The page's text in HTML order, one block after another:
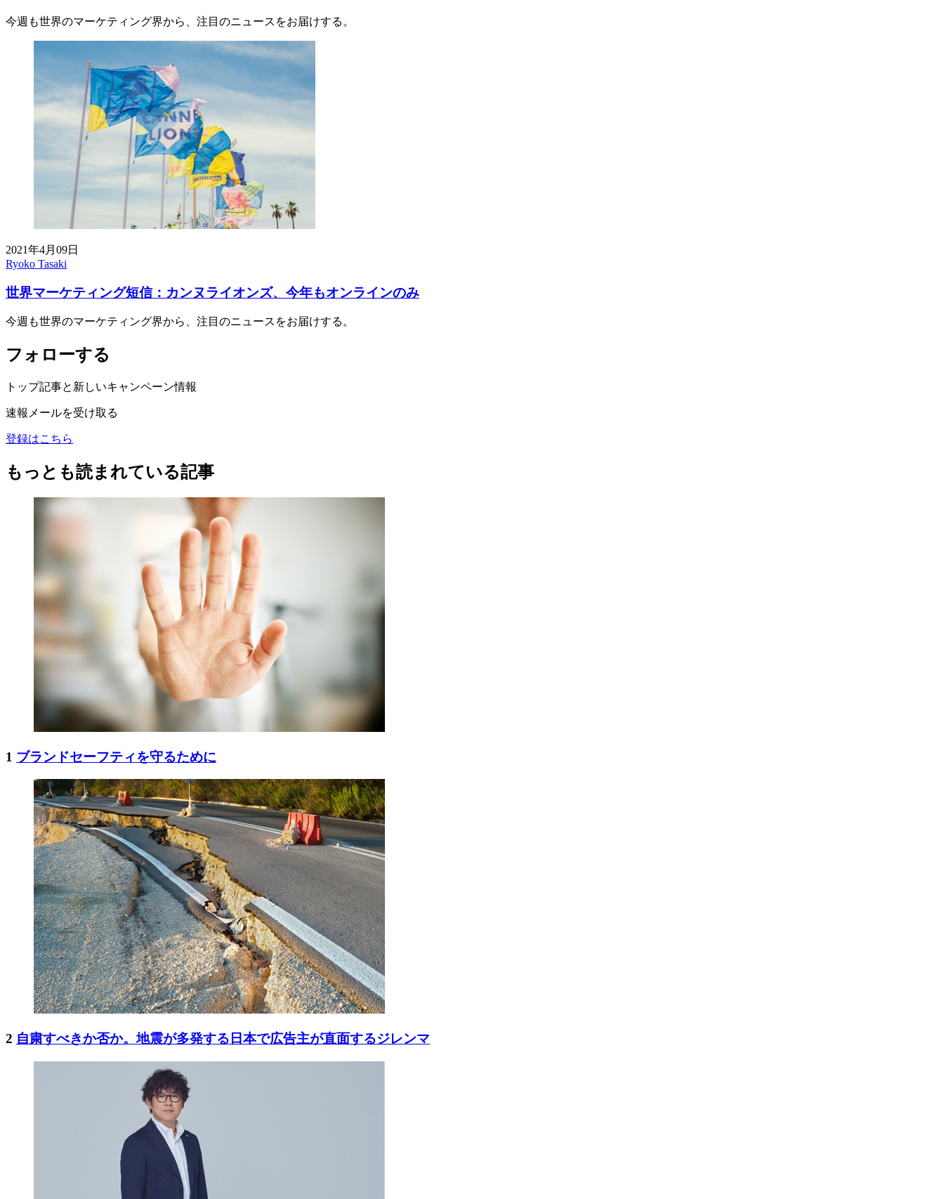
今週も世界のマーケティング界から、注目のニュースをお届けする。
2021年4月09日
Ryoko Tasaki
世界マーケティング短信：カンヌライオンズ、今年もオンラインのみ
今週も世界のマーケティング界から、注目のニュースをお届けする。
フォローする
トップ記事と新しいキャンペーン情報
速報メールを受け取る
登録はこちら
もっとも読まれている記事
1 ブランドセーフティを守るために
2 自粛すべきか否か。地震が多発する日本で広告主が直面するジレンマ